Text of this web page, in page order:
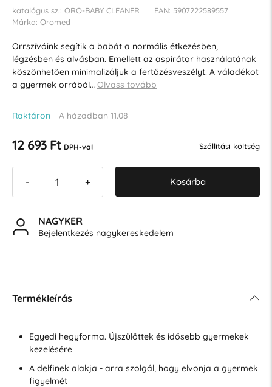
katalógus sz.: ORO-BABY CLEANER
EAN: 5907222589557
Márka: Oromed
Orrszívóink segítik a babát a normális étkezésben,
légzésben és alvásban. Emellett az aspirátor használatának
köszönhetően minimalizáljuk a fertőzésveszélyt. A váladékot
a gyermek orrából… Olvass tovább
Raktáron A házadban 11.08
12 693 Ft DPH-val Szállítási költség
- + Kosárba
NAGYKER
Bejelentkezés nagykereskedelem
Termékleírás
Egyedi hegyforma. Újszülöttek és idősebb gyermekek
kezelésére
A delfinek alakja - arra szolgál, hogy elvonja a gyermek
figyelmét